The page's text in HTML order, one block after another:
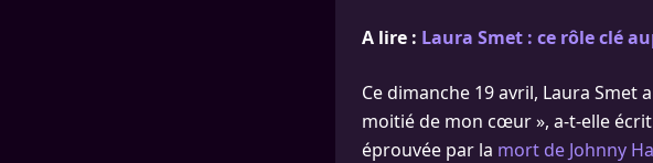
A lire : Laura Smet : ce rôle clé
Ce dimanche 19 avril, Laura Smet
moitié de mon cœur », a-t-elle
éprouvée par la mort de Johnny